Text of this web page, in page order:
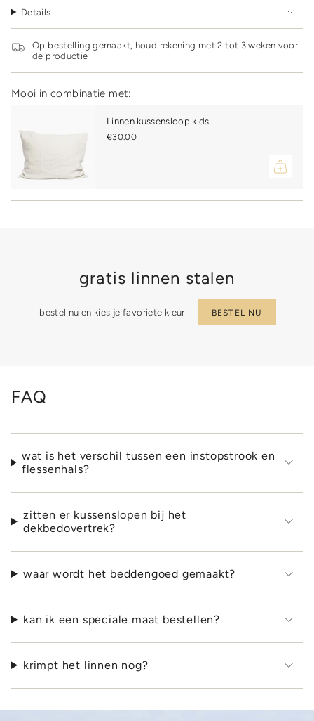
in
cart",
"decrease"=>"Decrease
quantity
product
"multiples_of"=>"Increments
of
quantity
}}",
"minimum_of"=>"Minimum
{{
Details
Op bestelling gemaakt, houd rekening met 2 tot 3 weken voor
de productie
Mooi in combinatie met:
Linnen kussensloop kids
€30.00
gratis linnen stalen
bestel nu en kies je favoriete kleur BESTEL NU
FAQ
wat is het verschil tussen een instopstrook en
flessenhals?
zitten er kussenslopen bij het
dekbedovertrek?
waar wordt het beddengoed gemaakt?
kan ik een speciale maat bestellen?
krimpt het linnen nog?